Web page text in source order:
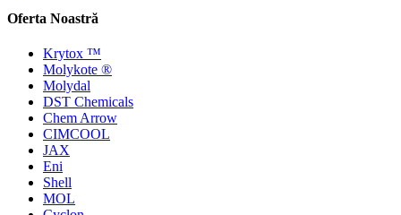
Oferta Noastră
Krytox ™
Molykote ®
Molydal
DST Chemicals
Chem Arrow
CIMCOOL
JAX
Eni
Shell
MOL